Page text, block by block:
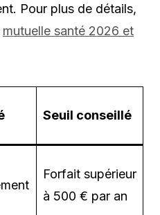
Pour plus de détails,
mutuelle santé 2026 et
Seuil conseillé
Forfait supérieur
à 500 € par an